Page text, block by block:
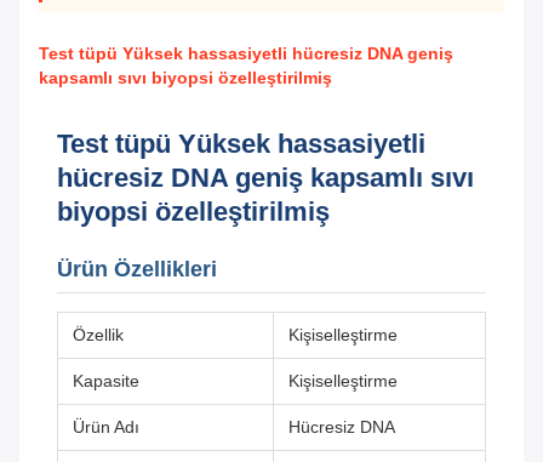
Test tüpü Yüksek hassasiyetli hücresiz DNA geniş
kapsamlı sıvı biyopsi özelleştirilmiş
Test tüpü Yüksek hassasiyetli
hücresiz DNA geniş kapsamlı sıvı
biyopsi özelleştirilmiş
Ürün Özellikleri
Özellik Kişiselleştirme
Kapasite Kişiselleştirme
Ürün Adı Hücresiz DNA